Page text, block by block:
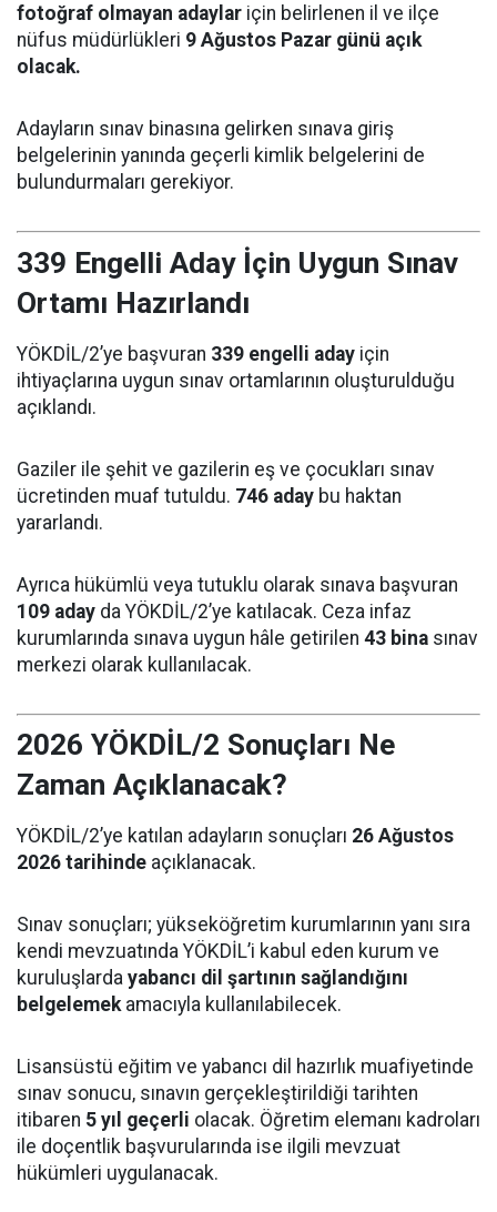
fotoğraf olmayan adaylar için belirlenen il ve ilçe
nüfus müdürlükleri 9 Ağustos Pazar günü açık
olacak.
Adayların sınav binasına gelirken sınava giriş
belgelerinin yanında geçerli kimlik belgelerini de
bulundurmaları gerekiyor.
339 Engelli Aday İçin Uygun Sınav
Ortamı Hazırlandı
YÖKDİL/2’ye başvuran 339 engelli aday için
ihtiyaçlarına uygun sınav ortamlarının oluşturulduğu
açıklandı.
Gaziler ile şehit ve gazilerin eş ve çocukları sınav
ücretinden muaf tutuldu. 746 aday bu haktan
yararlandı.
Ayrıca hükümlü veya tutuklu olarak sınava başvuran
109 aday da YÖKDİL/2’ye katılacak. Ceza infaz
kurumlarında sınava uygun hâle getirilen 43 bina sınav
merkezi olarak kullanılacak.
2026 YÖKDİL/2 Sonuçları Ne
Zaman Açıklanacak?
YÖKDİL/2’ye katılan adayların sonuçları 26 Ağustos
2026 tarihinde açıklanacak.
Sınav sonuçları; yükseköğretim kurumlarının yanı sıra
kendi mevzuatında YÖKDİL’i kabul eden kurum ve
kuruluşlarda yabancı dil şartının sağlandığını
belgelemekamacıyla kullanılabilecek.
Lisansüstü eğitim ve yabancı dil hazırlık muafiyetinde
sınav sonucu, sınavın gerçekleştirildiği tarihten
itibaren 5 yıl geçerli olacak. Öğretim elemanı kadroları
ile doçentlik başvurularında ise ilgili mevzuat
hükümleri uygulanacak.